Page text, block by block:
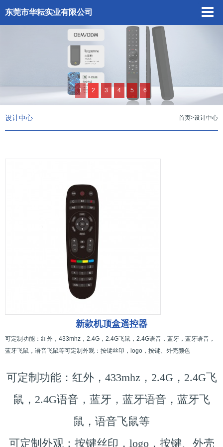
东莞市华耘实业有限公司
1 2 3 4 5 6
设计中心 首页>设计中心
新款机顶盒遥控器
可定制功能：红外，433mhz，2.4G，2.4G飞鼠，2.4G语音，蓝牙，蓝牙语音，
蓝牙飞鼠，语音飞鼠等可定制外观：按键丝印，logo，按键、外壳颜色
可定制功能：红外，433mhz，2.4G，2.4G飞
鼠，2.4G语音，蓝牙，蓝牙语音，蓝牙飞
鼠，语音飞鼠等
可定制外观：按键丝印，logo，按键、外壳